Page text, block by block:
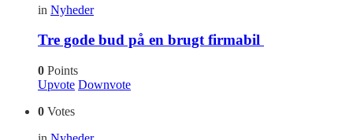
in Nyheder
Tre gode bud på en brugt firmabil
0 Points
Upvote Downvote
0 Votes